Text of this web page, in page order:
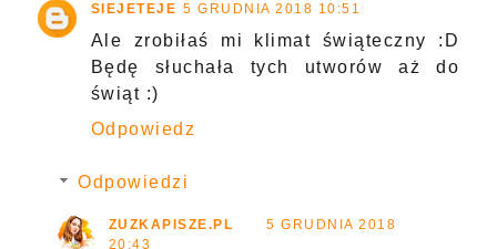
SIEJETEJE 5 GRUDNIA 2018 10:51
Ale zrobiłaś mi klimat świąteczny :D
Będę słuchała tych utworów aż do
świąt :)
Odpowiedz
Odpowiedzi
ZUZKAPISZE.PL
5 GRUDNIA 2018
20:43